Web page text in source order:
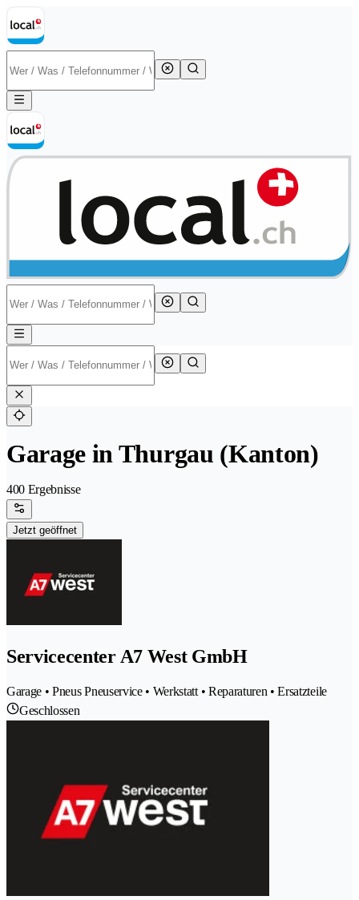
Garage in Thurgau (Kanton)
400 Ergebnisse
Jetzt geöffnet
Servicecenter A7 West GmbH
Garage • Pneus Pneuservice • Werkstatt • Reparaturen • Ersatzteile
Geschlossen